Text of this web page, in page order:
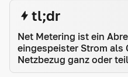
tl;dr
Net Metering ist ein
eingespeister Strom als
Netzbezug ganz oder